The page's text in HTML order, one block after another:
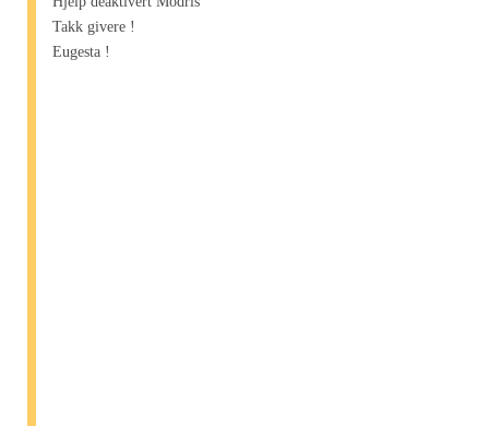
Takk givere !
Eugesta !